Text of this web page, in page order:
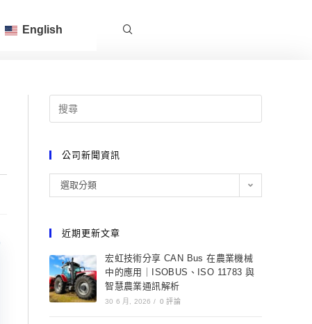
English
公司新聞資訊
選取分類
近期更新文章
宏虹技術分享 CAN Bus 在農業機械
中的應用｜ISOBUS、ISO 11783 與
智慧農業通訊解析
30 6 月, 2026 / 0 評論